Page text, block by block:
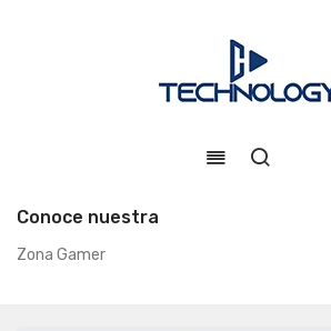
Conoce nuestra
Zona Gamer